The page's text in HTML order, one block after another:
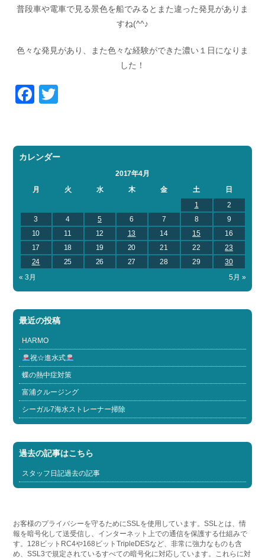
普段車や電車で見る景色を船でみるとまた違った発見がありま
すね(^^♪
色々な発見があり、また色々な経験ができた濃い１日になりま
した！
Facebook
カレンダー
2017年4月
月
火 水 木 金 土
日
1
2
3
4 5 6 7 8
9
10
11 12 13 14 15
16
17
18 19 20 21 22
23
24
25 26 27 28 29
30
« 3月
5月 »
最近の投稿
HARMO
祝☆進水式
蝶の熱中症対策
富浦クルージング
シーガル7海水ストレーナー掃除
過去の記事はこちら
スタッフ日記過去の記事
お客様のプライバシーを守るためにSSLを使用しています。SSLとは、情
報を暗号化して送受信し、インターネット上での通信を保護する仕組みで
す。128ビットRC4や168ビットTripleDESなど、非常に強力なものも含
め、SSL3で規定されているすべての暗号化に対応しています。これらに対